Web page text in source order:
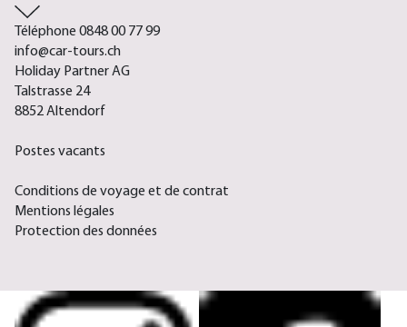
Téléphone 0848 00 77 99
info@car-tours.ch
Holiday Partner AG
Talstrasse 24
8852 Altendorf
Postes vacants
Conditions de voyage et de contrat
Mentions légales
Protection des données